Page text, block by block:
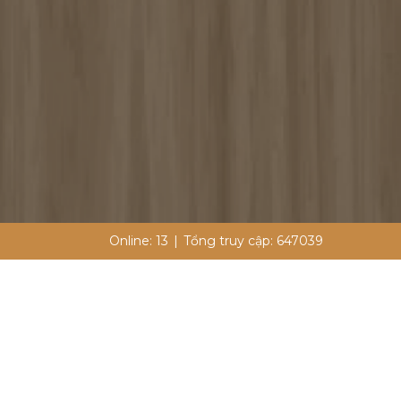
Online: 13 | Tổng truy cập: 647039